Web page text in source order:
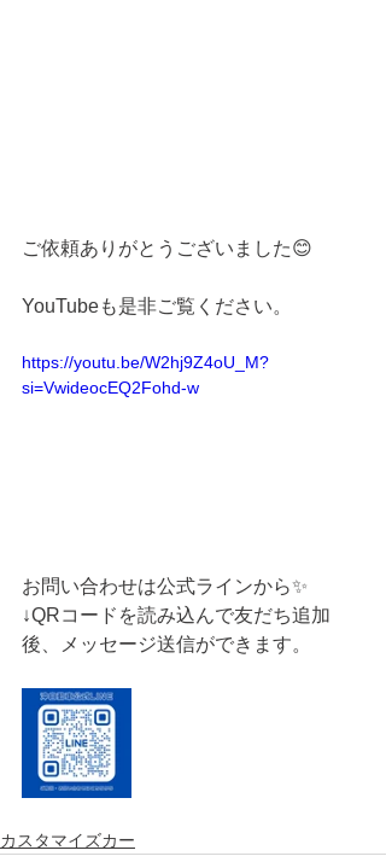
ご依頼ありがとうございました😊
YouTubeも是非ご覧ください。
https://youtu.be/W2hj9Z4oU_M?
si=VwideocEQ2Fohd-w
お問い合わせは公式ラインから✨
↓QRコードを読み込んで友だち追加
後、メッセージ送信ができます。
カスタマイズカー